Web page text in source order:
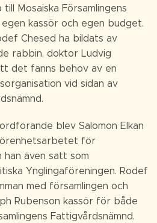
Mosaiska Församlingens
kassör och egen budget.
Chesed ha bildats av
rabbin, doktor Ludvig
det fanns behov av en
vid sidan av
blev Salomon Elkan
för
även satt som
Ynglingaföreningen. Rodef
med församlingen och
Rubenson kassör för både
Fattigvårdsnämnd.